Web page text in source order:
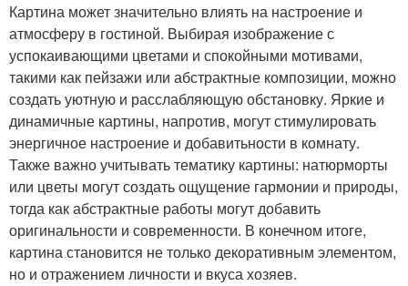
Картина может значительно влиять на настроение и
атмосферу в гостиной. Выбирая изображение с
успокаивающими цветами и спокойными мотивами,
такими как пейзажи или абстрактные композиции, можно
создать уютную и расслабляющую обстановку. Яркие и
динамичные картины, напротив, могут стимулировать
энергичное настроение и добавитьности в комнату.
Также важно учитывать тематику картины: натюрморты
или цветы могут создать ощущение гармонии и природы,
тогда как абстрактные работы могут добавить
оригинальности и современности. В конечном итоге,
картина становится не только декоративным элементом,
но и отражением личности и вкуса хозяев.